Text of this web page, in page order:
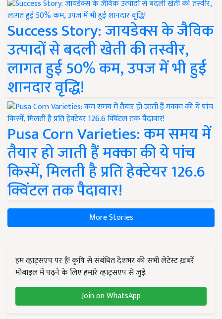
Success Story: जायडेक्स के जैविक
उत्पादों से बदली खेती की तस्वीर,
लागत हुई 50% कम, उपज में भी हुई
शानदार वृद्धि!
Pusa Corn Varieties: कम समय में
तैयार हो जाती हैं मक्का की ये पांच
किस्में, मिलती है प्रति हेक्टेयर 126.6
क्विंटल तक पैदावार!
More Stories
हम व्हाट्सएप पर हैं! कृषि से संबंधित देशभर की सभी लेटेस्ट ख़बरें
मोबाइल में पढ़ने के लिए हमारे व्हाट्सएप से जुड़ें.
Join on WhatsApp